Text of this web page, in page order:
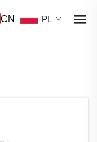
CN PL